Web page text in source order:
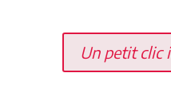
Un petit clic